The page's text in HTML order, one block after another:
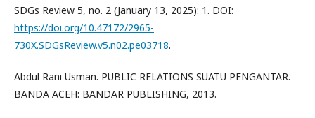
SDGs Review 5, no. 2 (January 13, 2025): 1. DOI:
https://doi.org/10.47172/2965-
730X.SDGsReview.v5.n02.pe03718.
Abdul Rani Usman. PUBLIC RELATIONS SUATU PENGANTAR.
BANDA ACEH: BANDAR PUBLISHING, 2013.